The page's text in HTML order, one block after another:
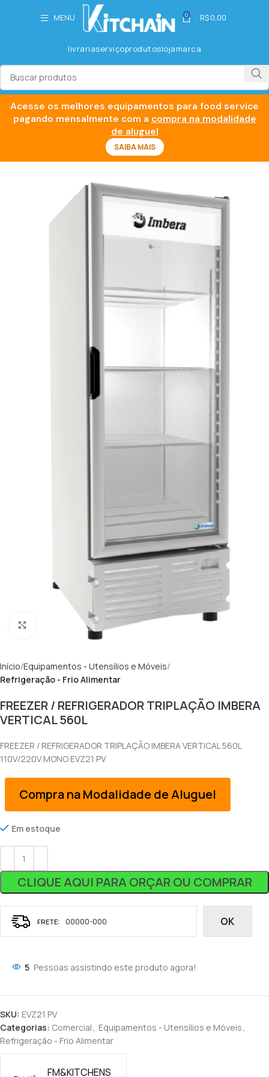
MENU 0 R$0,00
livrariaserviçoprodutoslojamarca
Clique para ampliar
Início Equipamentos - Utensílios e Móveis
Refrigeração - Frio Alimentar
FREEZER / REFRIGERADOR TRIPLAÇÃO IMBERA
VERTICAL 560L
FREEZER / REFRIGERADOR TRIPLAÇÃO IMBERA VERTICAL 560L
110V/220V MONO EVZ21 PV
Compra na Modalidade de Aluguel
Em estoque
CLIQUE AQUI PARA ORÇAR OU COMPRAR
OK
5 Pessoas assistindo este produto agora!
SKU: EVZ21 PV
Categorias: Comercial , Equipamentos - Utensílios e Móveis ,
Refrigeração - Frio Alimentar
FM&KITCHENS
Acesse os melhores equipamentos para food service
pagando mensalmente com a compra na modalidade
de aluguel
SAIBA MAIS